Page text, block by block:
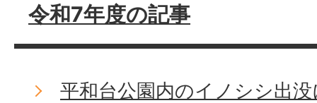
令和7年度の記事
平和台公園内のイノシシ出